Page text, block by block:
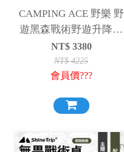
CAMPING ACE 野樂 野
遊黑森戰術野遊升降桌
升降桌 折疊桌 露營 單位
桌
NT$ 3380
NT$4225
會員價???